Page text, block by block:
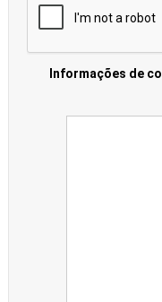
Informações de